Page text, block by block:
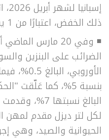
ذلك الخفض، اعتبارًا من 1 يونيو 2026.
◾
وفي 20 مارس
الضرائب على البنزين
الأوروبي،
بنسبة 5%، كما عَلّقت
لكل لتر ديزل مقدم لمهن
الحيوانية والصيد، وهي